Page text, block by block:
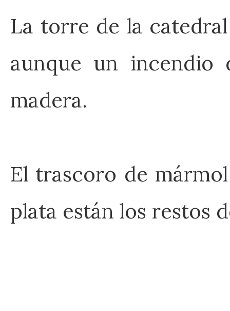
La torre de la
aunque un incendio
madera.
El trascoro de
plata están los restos